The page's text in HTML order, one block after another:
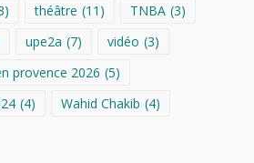
théâtre (11) TNBA (3)
upe2a (7) vidéo (3)
provence 2026 (5)
(4) Wahid Chakib (4)